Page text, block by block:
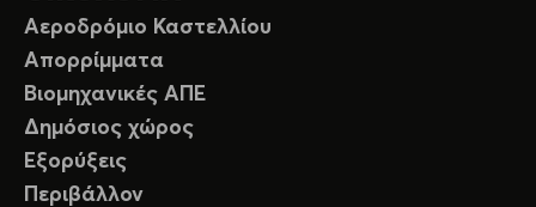
Αεροδρόμιο Καστελλίου
Απορρίμματα
Βιομηχανικές ΑΠΕ
Δημόσιος χώρος
Εξορύξεις
Περιβάλλον